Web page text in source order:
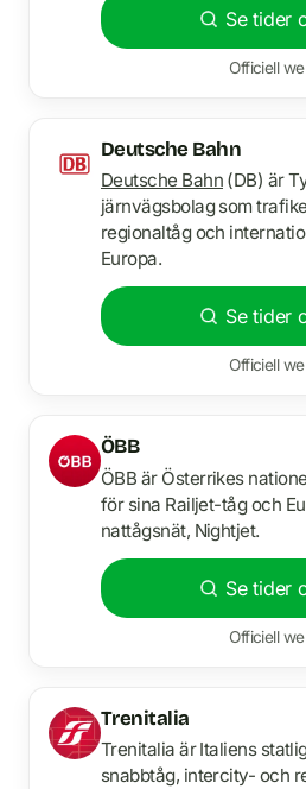
Se tider
Officiell
Deutsche Bahn
Deutsche Bahn(DB) är
järnvägsbolag som
regionaltåg och
Europa.
Se tider
Officiell
ÖBB
ÖBB är Österrikes
för sina Railjet-tåg och
nattågsnät, Nightjet.
Se tider
Officiell
Trenitalia
Trenitalia är Italiens
snabbtåg, intercity- och